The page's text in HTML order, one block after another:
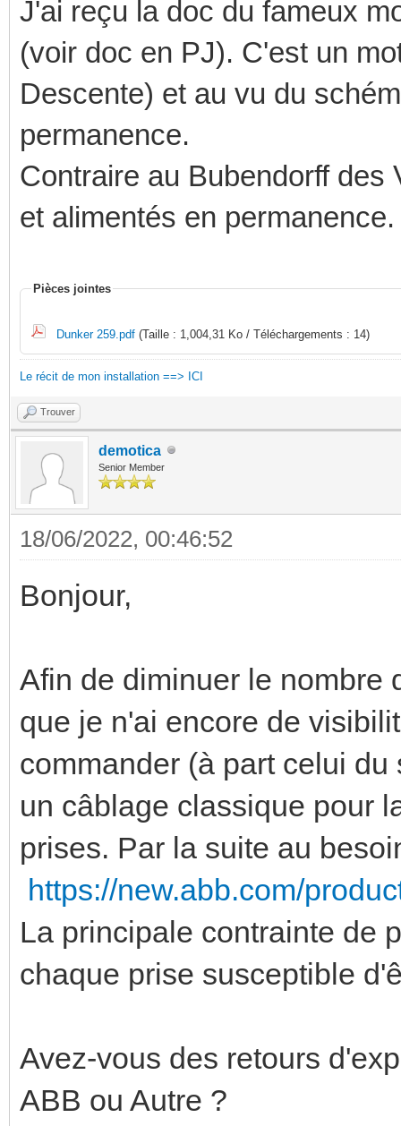
J'ai reçu la doc du fameux
(voir doc en PJ). C'est un
Descente) et au vu du
permanence.
Contraire au Bubendorff des
et alimentés en permanence.
Pièces jointes
Dunker 259.pdf (Taille : 1,004,31 Ko / Téléchargements : 14)
Le récit de mon installation ==> ICI
Trouver
demotica
Senior Member
18/06/2022, 00:46:52
Bonjour,
Afin de diminuer le nombre
que je n'ai encore de
commander (à part celui
un câblage classique pour
prises. Par la suite au
https://new.abb.com/
La principale contrainte de
chaque prise susceptible
Avez-vous des retours
ABB ou Autre ?